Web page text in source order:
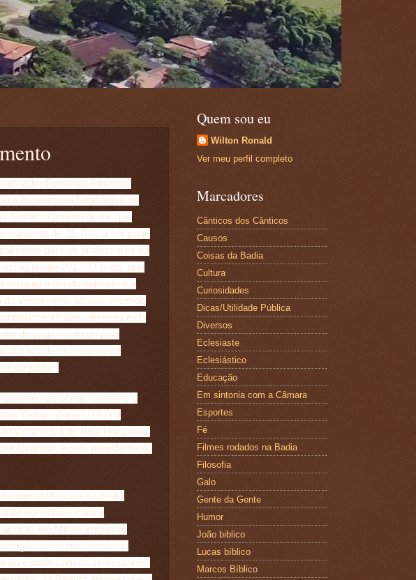
Fernando Pimentel
à Assembleia Legislativa de
Gerais o projeto de lei que
aumento de 31,78% a ser pago
para os professores da
estadual até 2017. O texto, que
instituiu o fim do subsído e a
do vencimento básico, além do
das carreiras e da
do pagamento do piso
em regime de
de junho.
de Minas Gerais e o
Gerais (Sind-UTE) na
Centro-Sul de Belo Horizonte.
Evaristo, e pela presidente do
que esta sexta é um dia
de agressões contra
em Minas enquanto
em outros locais do
do estado com os professores.
Quem sou eu
Wilton Ronald
Ver meu perfil completo
Marcadores
Cânticos dos Cânticos
Causos
Coisas da Badia
Cultura
Curiosidades
Dicas/Utilidade Pública
Diversos
Eclesiaste
Eclesiástico
Educação
Em sintonia com a Câmara
Esportes
Fé
Filmes rodados na Badia
Filosofia
Galo
Gente da Gente
Humor
João biblico
Lucas bíblico
Marcos Bíblico